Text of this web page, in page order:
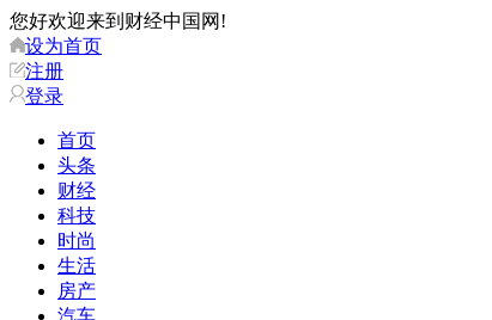
您好欢迎来到财经中国网!
设为首页
注册
登录
首页
头条
财经
科技
时尚
生活
房产
汽车